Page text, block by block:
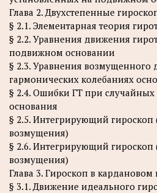
Глава 2. Двухстепенные
§ 2.1. Элементарная теория
§ 2.2. Уравнения движения
подвижном основании
§ 2.3. Уравнения возмущенного
гармонических колебаниях
§ 2.4. Ошибки ГТ при
основания
§ 2.5. Интегрирующий гироскоп
возмущения)
§ 2.6. Интегрирующий гироскоп
возмущения)
Глава 3. Гироскоп в кардановом
§ 3.1. Движение идеального